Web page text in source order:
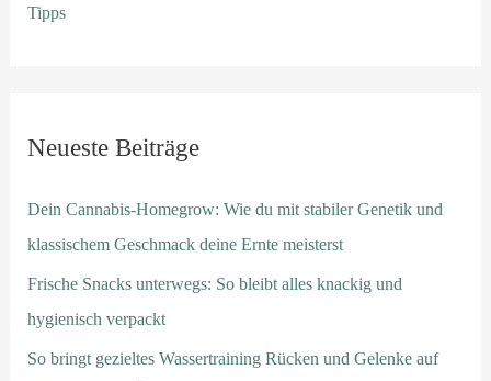
Tipps
Neueste Beiträge
Dein Cannabis-Homegrow: Wie du mit stabiler Genetik und
klassischem Geschmack deine Ernte meisterst
Frische Snacks unterwegs: So bleibt alles knackig und
hygienisch verpackt
So bringt gezieltes Wassertraining Rücken und Gelenke auf